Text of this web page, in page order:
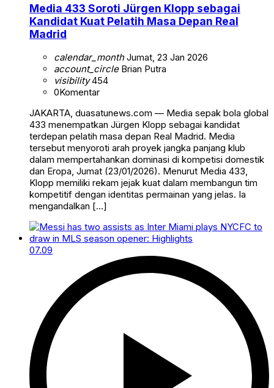
Media 433 Soroti Jürgen Klopp sebagai
Kandidat Kuat Pelatih Masa Depan Real
Madrid
calendar_monthJumat, 23 Jan 2026
account_circleBrian Putra
visibility454
0Komentar
JAKARTA, duasatunews.com — Media sepak bola global
433 menempatkan Jürgen Klopp sebagai kandidat
terdepan pelatih masa depan Real Madrid. Media
tersebut menyoroti arah proyek jangka panjang klub
dalam mempertahankan dominasi di kompetisi domestik
dan Eropa, Jumat (23/01/2026). Menurut Media 433,
Klopp memiliki rekam jejak kuat dalam membangun tim
kompetitif dengan identitas permainan yang jelas. Ia
mengandalkan […]
07.09